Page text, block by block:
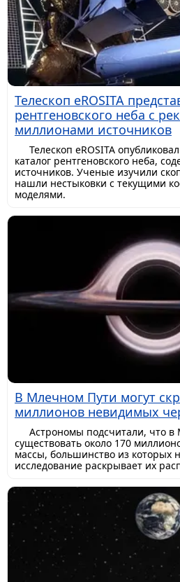
Телескоп eROSITA
рентгеновского неба с
миллионами источников
Телескоп eROSITA
каталог рентгеновского неба,
источников. Ученые изучили
нашли нестыковки с текущими
моделями.
В Млечном Пути могут
миллионов невидимых
Астрономы подсчитали, что
существовать около 170
массы, большинство из которых
исследование раскрывает их